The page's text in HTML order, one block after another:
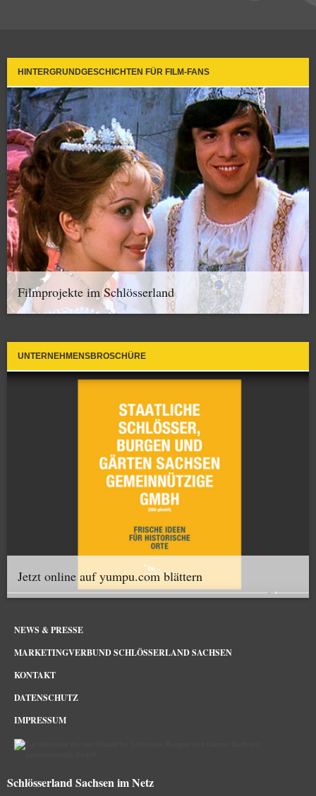
HINTERGRUNDGESCHICHTEN FÜR FILM-FANS
Filmprojekte im Schlösserland
UNTERNEHMENSBROSCHÜRE
Jetzt online auf yumpu.com blättern
NEWS & PRESSE
MARKETINGVERBUND SCHLÖSSERLAND SACHSEN
KONTAKT
DATENSCHUTZ
IMPRESSUM
Schlösserland Sachsen im Netz